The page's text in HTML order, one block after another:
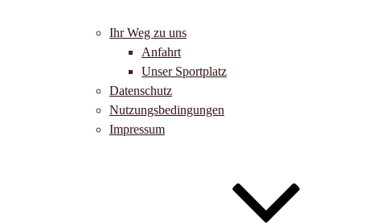
Ihr Weg zu uns
Anfahrt
Unser Sportplatz
Datenschutz
Nutzungsbedingungen
Impressum